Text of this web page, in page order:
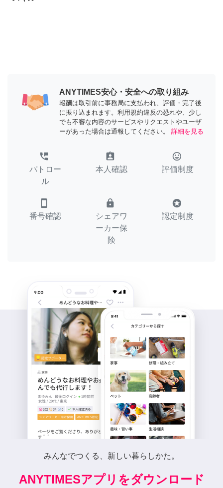
ANYTIMES安心・安全への取り組み
報酬は取引前に事務局に支払われ、評価・完了後
に振り込まれます。利用規約違反の恐れや、少し
でも不審な内容のサービスやリクエストやユーザ
ーがあった場合は通報してください。
詳細を見る
perm_phone_msg
パトロー
ル
assignment_ind
本人確認
tag_faces
評価制度
smartphone
番号確認
lock
シェアワ
ーカー保
険
stars
認定制度
みんなでつくる、新しい暮らしかた。
ANYTIMESアプリをダウンロード